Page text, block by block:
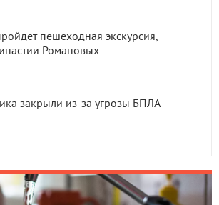
пешеходная экскурсия,
Романовых
закрыли из-за угрозы БПЛА